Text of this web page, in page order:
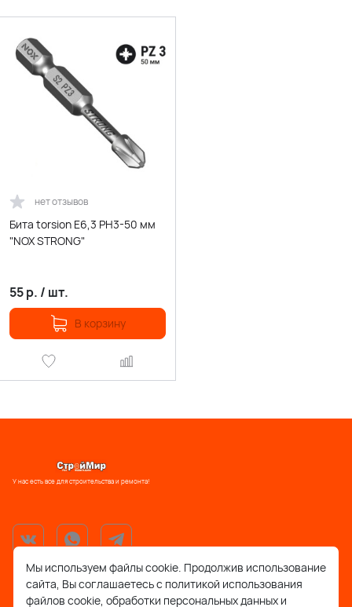
нет отзывов
Бита torsion E6,3 РН3-50 мм
"NOX STRONG"
55р. / шт.
В корзину
У нас есть все для строительства и ремонта!
support@stroymir48.ru
Мы используем файлы cookie. Продолжив использование
сайта, Вы соглашаетесь с политикой использования
файлов cookie, обработки персональных данных и